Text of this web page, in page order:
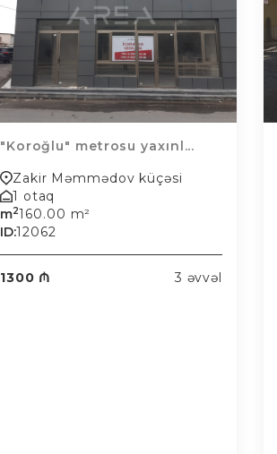
"Koroğlu" metrosu yaxınl...
Zakir Məmmədov küçəsi
1 otaq
m2160.00 m²
ID:12062
1300 ₼ 3 əvvəl